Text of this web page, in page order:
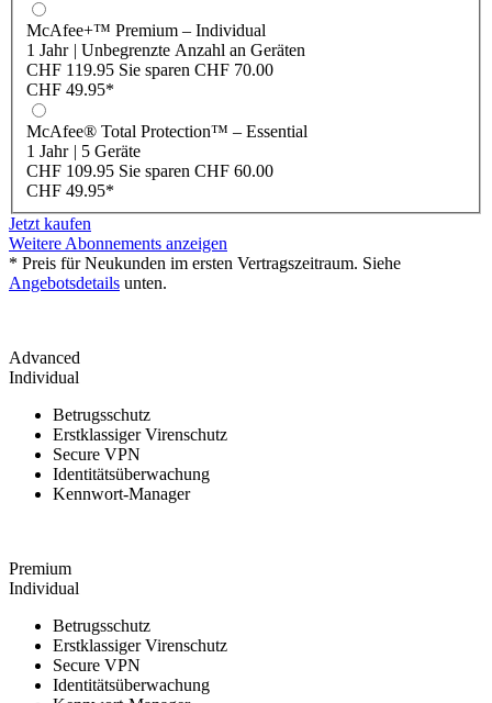
McAfee+™ Premium – Individual
1 Jahr | Unbegrenzte Anzahl an Geräten
CHF 119.95 Sie sparen CHF 70.00
CHF 49.95*
McAfee® Total Protection™ – Essential
1 Jahr | 5 Geräte
CHF 109.95 Sie sparen CHF 60.00
CHF 49.95*
Jetzt kaufen
Weitere Abonnements anzeigen
* Preis für Neukunden im ersten Vertragszeitraum. Siehe
Angebotsdetails unten.
Advanced
Individual
Betrugsschutz
Erstklassiger Virenschutz
Secure VPN
Identitätsüberwachung
Kennwort-Manager
Premium
Individual
Betrugsschutz
Erstklassiger Virenschutz
Secure VPN
Identitätsüberwachung